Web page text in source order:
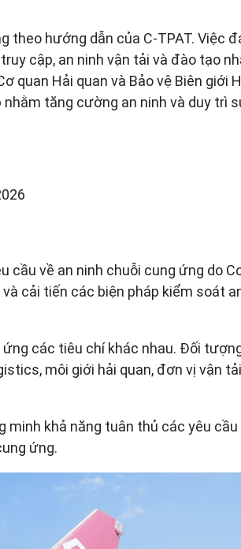
theo hướng dẫn của C-TPAT. Việc
cập, an ninh vận tải và đào tạo
quan Hải quan và Bảo vệ Biên giới
tăng cường an ninh và duy trì
về an ninh chuỗi cung ứng do
cải tiến các biện pháp kiểm soát
các tiêu chí khác nhau. Đối
môi giới hải quan, đơn vị vận
khả năng tuân thủ các yêu
ứng.